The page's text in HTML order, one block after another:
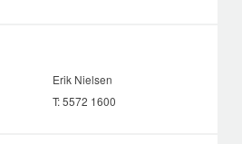
Erik Nielsen
T:5572 1600